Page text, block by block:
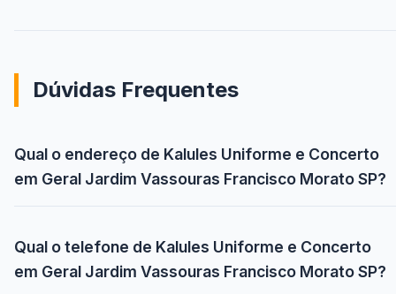
Dúvidas Frequentes
Qual o endereço de Kalules Uniforme e Concerto
em Geral Jardim Vassouras Francisco Morato SP?
Qual o telefone de Kalules Uniforme e Concerto
em Geral Jardim Vassouras Francisco Morato SP?